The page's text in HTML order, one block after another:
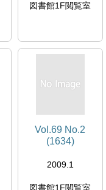
図書館1F閲覧室
Vol.69 No.2
(1634)
2009.1
図書館1F閲覧室